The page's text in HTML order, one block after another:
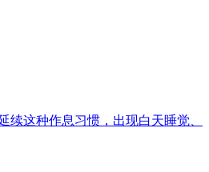
这种作息习惯，出现白天睡觉、